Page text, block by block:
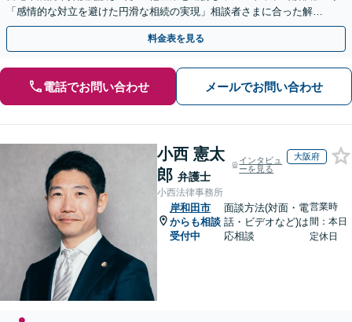
「感情的な対立を避けた円滑な相続の実現」相談者さまに合った解決
のプランをご提案
料金表を見る
電話でお問い合わせ メールでお問い合わせ
小西 憲太
郎 弁護士
インタビュ
ーを見る
大阪府
小西法律事務所
岸和田市
からも相談
受付中
面談方法(対面・電
話・ビデオなど)は
応相談
営業時
間：本日
定休日